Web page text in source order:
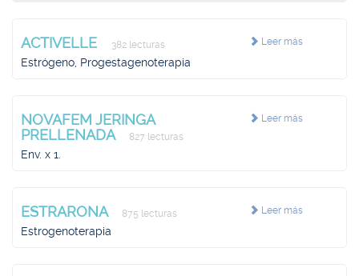
Leer más
ACTIVELLE 382 lecturas
Estrógeno, Progestagenoterapia
Leer más
NOVAFEM JERINGA
PRELLENADA
827 lecturas
Env. x 1.
Leer más
ESTRARONA 875 lecturas
Estrogenoterapia